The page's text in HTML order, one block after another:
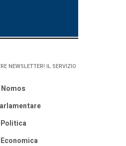
NEWSLETTER! IL SERVIZIO